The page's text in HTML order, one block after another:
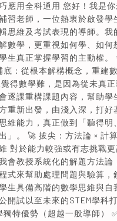
應用全科通用 您好！我是你
習老師，一位熱衷於啟發學
思維及考試表現的導師。我
數學，更重視如何學、如何
生真正掌握學習的主動權。
底：從根本解構概念，重建
得數學難，是因為從未真
逐課重構課題內容，幫助學
重新出發，由淺入深，打好
維能力，真正做到「聽得明
」。 🚀 拔尖：方法論 × 計
對於能力較強或有志挑戰更
會教授系統化的解題方法論
式來幫助處理問題與驗算，
生具備高階的數學思維與自
開試以至未來的STEM學科
獨特優勢（超越一般導師）